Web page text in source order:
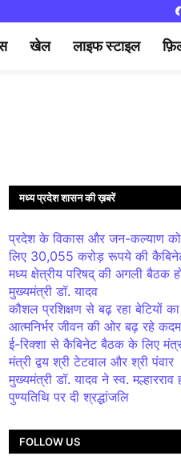
खेल लाइफ स्टाइल
मध्य प्रदेश शासन की ख़बरें
प्रदेश के विकास और जन-कल्याण
लिए 30,055 करोड़ रूपये की
मध्य क्षेत्रीय परिषद् की अगली बैठक
मुख्यमंत्री डॉ. यादव
कौशल प्रशिक्षण से बढ़ रहा बेटियों
आत्मनिर्भर जीवन की ओर बढ़ रहे कदम
ई-रिक्शा से कैबिनेट बैठक के लिए
मंत्री द्वय श्री टेटवाल और श्री पंवार
मुख्यमंत्री डॉ. यादव ने स्व. मल्हारराव
पुण्यतिथि पर दी श्रद्धांजलि
FOLLOW US